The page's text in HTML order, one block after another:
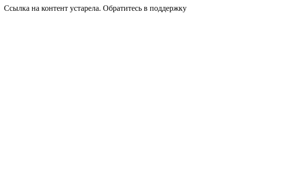
Ссылка на контент устарела. Обратитесь в поддержку